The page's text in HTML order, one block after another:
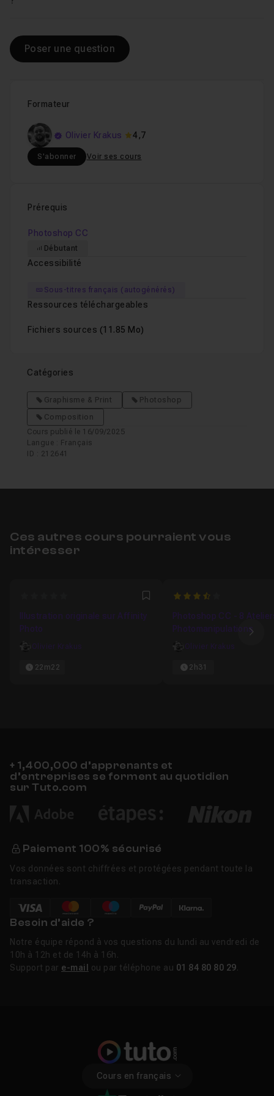
Formateur
Olivier Krakus 4,7
S'abonner Voir ses cours
Prérequis
Photoshop CC
Débutant
Accessibilité
Sous-titres français (autogénérés)
Ressources téléchargeables
Fichiers sources (11.85 Mo)
Catégories
Graphisme & Print
Photoshop
Composition
Cours publié le 16/09/2025
Langue : Français
ID : 212641
Poser une question
Ces autres cours pourraient vous
intéresser
Favori
Illustration originale sur Affinity
Photo
Olivier Krakus
22m22
3.3333333333333
Photoshop CC - 8
Photomanipulations
Olivier Krakus
2h31
+ 1,400,000 d’apprenants et
d’entreprises se forment au quotidien
sur Tuto.com
Paiement 100% sécurisé
Vos données sont chiffrées et protégées pendant toute la
transaction.
Besoin d’aide ?
Notre équipe répond à vos questions du lundi au vendredi de
10h à 12h et de 14h à 16h.
Support par e-mail ou par téléphone au 01 84 80 80 29
Cours en français